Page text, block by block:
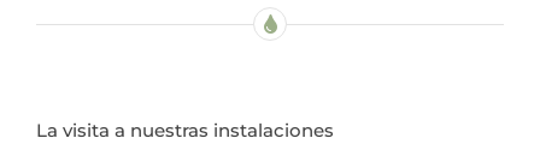
La visita a nuestras instalaciones